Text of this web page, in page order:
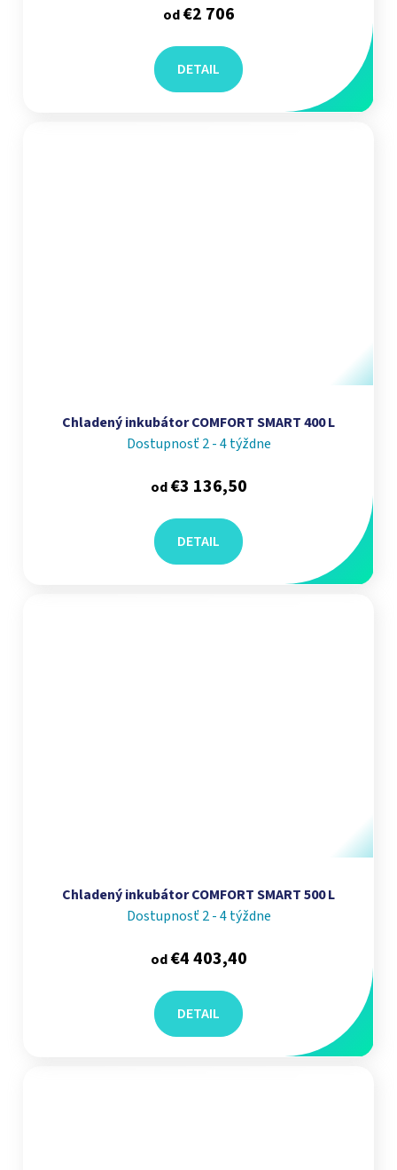
od€2 706
DETAIL
Chladený inkubátor COMFORT SMART 400 L
Dostupnosť 2 - 4 týždne
od€3 136,50
DETAIL
Chladený inkubátor COMFORT SMART 500 L
Dostupnosť 2 - 4 týždne
od€4 403,40
DETAIL